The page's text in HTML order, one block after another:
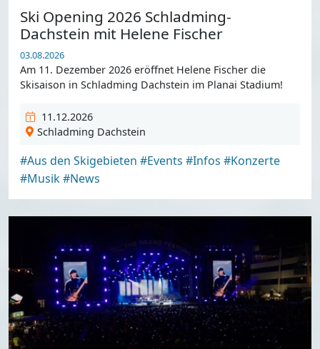
Ski Opening 2026 Schladming-
Dachstein mit Helene Fischer
03.08.2026
Am 11. Dezember 2026 eröffnet Helene Fischer die
Skisaison in Schladming Dachstein im Planai Stadium!
11.12.2026
Schladming Dachstein
#Aus den Skigebieten #Events #Infos #Konzerte
#Musik#News